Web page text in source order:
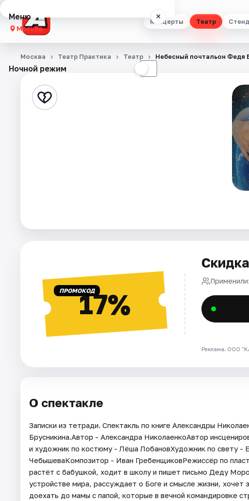
Концерты Театр
Меню ×
Москва
Концерты
Стендап
Артисты
Рейтинги
Ночной режим ☾
Москва Театр Практика Театр Небесный почтальон Федя
ПРОМОКОД17%
Реклама. ООО
О спектакле
Записки из тетради. Спектакль по книге Александры
Брусникина.Автор - Александра НиколаенкоАвтор
и художник по костюму - Лёша ЛобановХудожник по свету -
ЧебышеваКомпозитор - Иван ГребенщиковРежиссёр по
растёт с бабушкой, ходит в школу и пишет письмо Деду
устройстве мира, рассуждает о Боге и смысле жизни, хочет
доехать до мамы с папой, которые в вечной командировке